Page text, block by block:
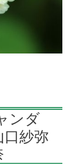
ンダ
紗弥